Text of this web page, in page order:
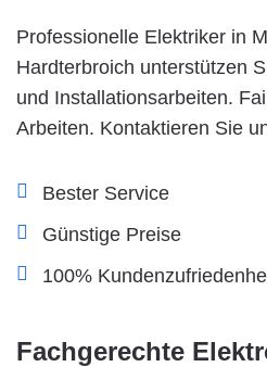
Professionelle Elektriker in
Hardterbroich unterstützen
und Installationsarbeiten.
Arbeiten. Kontaktieren Sie
Bester Service
Günstige Preise
100%
Fachgerechte